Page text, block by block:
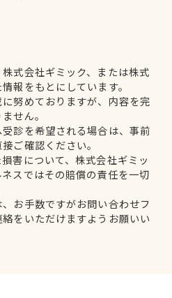
式会社ギミック、または株式
報をもとにしています。
努めておりますが、内容を完
せん。
診を希望される場合は、事前
ご確認ください。
害について、株式会社ギミッ
スではその賠償の責任を一切
お手数ですがお問い合わせフ
をいただけますようお願いい